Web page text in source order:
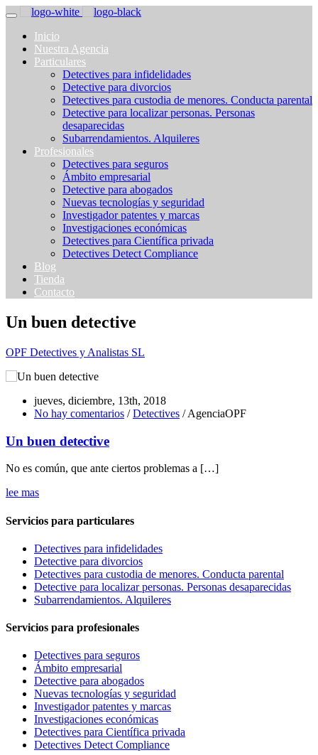
Inicio
Nuestra Agencia
Particulares
Detectives para infidelidades
Detective para divorcios
Detectives para custodia de menores. Conducta parental
Detective para localizar personas. Personas
desaparecidas
Subarrendamientos. Alquileres
Profesionales
Detectives para seguros
Ámbito empresarial
Detective para abogados
Nuevas tecnologías y seguridad
Investigador patentes y marcas
Investigaciones económicas
Detectives para Científica privada
Detectives Detect Compliance
Blog
Tienda
Contacto
Un buen detective
OPF Detectives y Analistas SL
jueves, diciembre, 13th, 2018
No hay comentarios /Detectives / AgenciaOPF
Un buen detective
No es común, que ante ciertos problemas a […]
lee mas
Servicios para particulares
Detectives para infidelidades
Detective para divorcios
Detectives para custodia de menores. Conducta parental
Detective para localizar personas. Personas desaparecidas
Subarrendamientos. Alquileres
Servicios para profesionales
Detectives para seguros
Ámbito empresarial
Detective para abogados
Nuevas tecnologías y seguridad
Investigador patentes y marcas
Investigaciones económicas
Detectives para Científica privada
Detectives Detect Compliance